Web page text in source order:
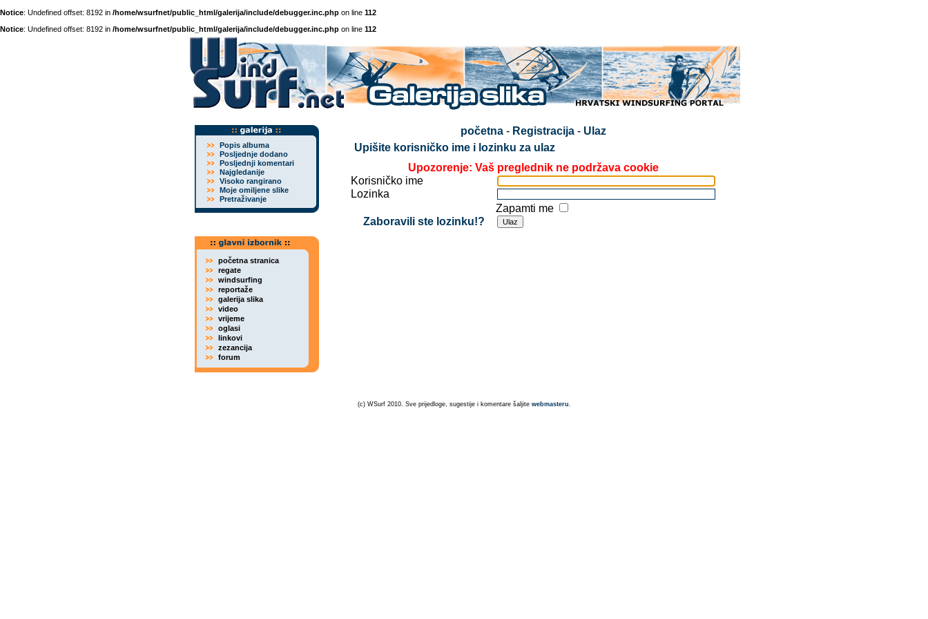
Notice: Undefined offset: 8192 in /home/wsurfnet/public_html/galerija/include/debugger.inc.php on line 112
Notice: Undefined offset: 8192 in /home/wsurfnet/public_html/galerija/include/debugger.inc.php on line 112
Popis albuma
Posljednje dodano
Posljednji komentari
Najgledanije
Visoko rangirano
Moje omiljene slike
Pretraživanje
početna stranica
regate
windsurfing
reportaže
galerija slika
video
vrijeme
oglasi
linkovi
zezancija
forum
početna- Registracija- Ulaz
Upišite korisničko ime i lozinku za ulaz
Upozorenje: Vaš preglednik ne podržava cookie
Korisničko ime
Lozinka
Zapamti me
Zaboravili ste lozinku!?
(c) WSurf 2010. Sve prijedloge, sugestije i komentare šaljite webmasteru